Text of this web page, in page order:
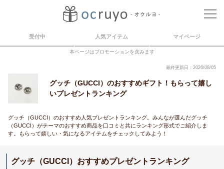
受付中 人気アイテム マイページ
本ページはプロモーションを含みます
最終更新日：2026/08/05
グッチ（GUCCI）のおすすめギフト！もらって嬉し
いプレゼントランキング
グッチ（GUCCI）のおすすめ人気プレゼントランキング。みんなが選んだグッチ
（GUCCI）がテーマのおすすめ商品を口コミと共にランキング形式でご紹介しま
す。もらって嬉しい・気になるアイテムをチェックしてみよう！
グッチ（GUCCI）おすすめプレゼントランキング